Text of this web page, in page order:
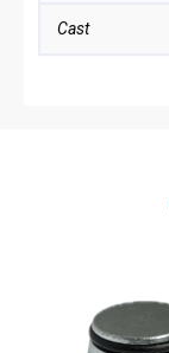
Cast